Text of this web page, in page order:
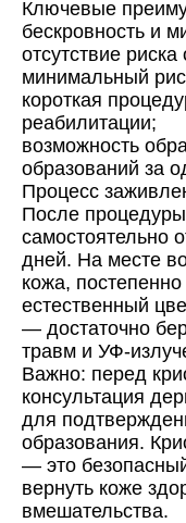
Ключевые
бескровность и
отсутствие
минимальный
короткая
реабилитации;
возможность
образований за
Процесс
После процедуры
самостоятельно
дней. На месте
кожа,
естественный
— достаточно
травм и УФ-
Важно: перед
консультация
для
образования.
— это
вернуть коже
вмешательства.